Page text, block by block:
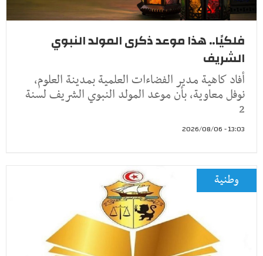
فلكيًا.. هذا موعد ذكرى المولد النبوي
الشريف
أفاد كاهية مدير الفضاءات العلمية بمدينة العلوم،
نوفل معاوية، بأن موعد المولد النبوي الشريف لسنة
2
13:03 - 2026/08/06
وطنية